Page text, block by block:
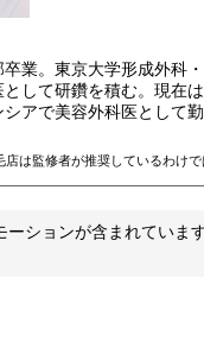
業。東京大学形成外科
として研鑽を積む。現在
アで美容外科医として勤
は監修者が推奨しているわけで
ーションが含まれていま